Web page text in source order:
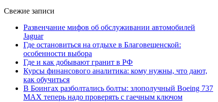
Свежие записи
Развенчание мифов об обслуживании автомобилей
Jaguar
Где остановиться на отдыхе в Благовещенской:
особенности выбора
Где и как добывают гранит в РФ
Курсы финансового аналитика: кому нужны, что дают,
как обучиться
В Боингах разболтались болты: злополучный Boeing 737
MAX теперь надо проверять с гаечным ключом